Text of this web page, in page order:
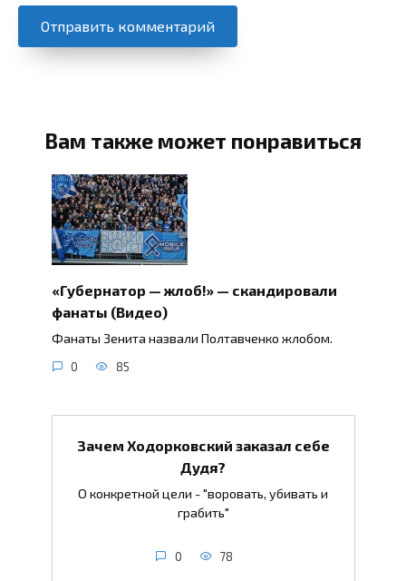
Вам также может понравиться
«Губернатор — жлоб!» — скандировали
фанаты (Видео)
Фанаты Зенита назвали Полтавченко жлобом.
0 85
Зачем Ходорковский заказал себе
Дудя?
О конкретной цели - "воровать, убивать и
грабить"
0 78